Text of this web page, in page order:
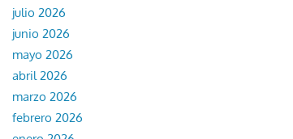
julio 2026
junio 2026
mayo 2026
abril 2026
marzo 2026
febrero 2026